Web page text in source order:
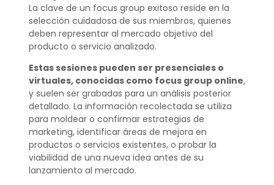
La clave de un focus group exitoso reside en la
selección cuidadosa de sus miembros, quienes
deben representar al mercado objetivo del
producto o servicio analizado.
Estas sesiones pueden ser presenciales o
virtuales, conocidas como focus group online,
y suelen ser grabadas para un análisis posterior
detallado. La información recolectada se utiliza
para moldear o confirmar estrategias de
marketing, identificar áreas de mejora en
productos o servicios existentes, o probar la
viabilidad de una nueva idea antes de su
lanzamiento al mercado.